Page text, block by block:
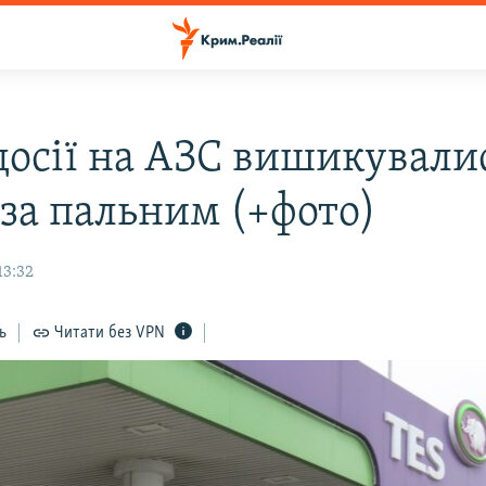
на АЗС
пальним (+фото)
Читати без VPN